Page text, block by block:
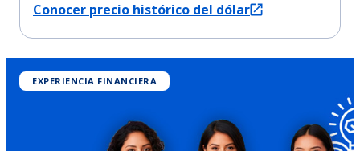
Conocer precio histórico del dólar
EXPERIENCIA FINANCIERA